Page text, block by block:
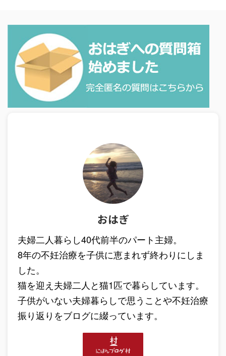
おはぎ
夫婦二人暮らし40代前半のパート主婦。
8年の不妊治療を子供に恵まれず終わりにしま
した。
猫を迎え夫婦二人と猫1匹で暮らしています。
子供がいない夫婦暮らしで思うことや不妊治療
振り返りをブログに綴っています。